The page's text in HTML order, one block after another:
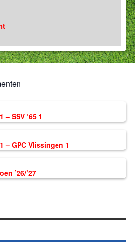
– SSV ’65 1
– GPC Vlissingen 1
’26/’27